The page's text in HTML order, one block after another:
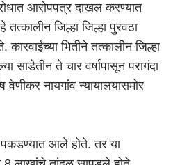
आरोपपत्र दाखल करण्यात
जिल्हा जिल्हा पुरवठा
भितीने तत्कालीन जिल्हा
साडेतीन ते चार वर्षापासून परागंदा
नायगांव न्यायालयासमोर
पकडण्यात आले होते. तर या